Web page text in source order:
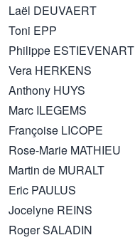
Laël DEUVAERT
Toni EPP
Philippe ESTIEVENART
Vera HERKENS
Anthony HUYS
Marc ILEGEMS
Françoise LICOPE
Rose-Marie MATHIEU
Martin de MURALT
Eric PAULUS
Jocelyne REINS
Roger SALADIN